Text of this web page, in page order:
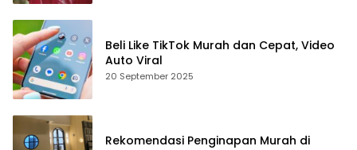
Beli Like TikTok Murah dan Cepat, Video
Auto Viral
20 September 2025
Rekomendasi Penginapan Murah di